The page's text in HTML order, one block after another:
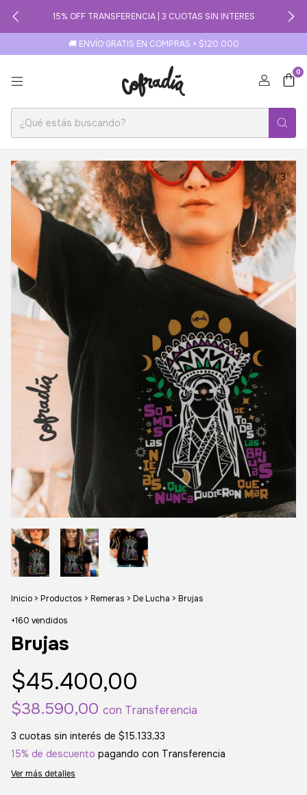
15% OFF TRANSFERENCIA | 3 CUOTAS SIN INTERES
🚚 ENVÍO GRATIS EN COMPRAS + $120.000
0
1/3
Inicio > Productos > Remeras > De Lucha > Brujas
+160 vendidos
Brujas
$45.400,00
$38.590,00 con Transferencia
3 cuotas sin interés de $15.133,33
15% de descuento pagando con Transferencia
Ver más detalles